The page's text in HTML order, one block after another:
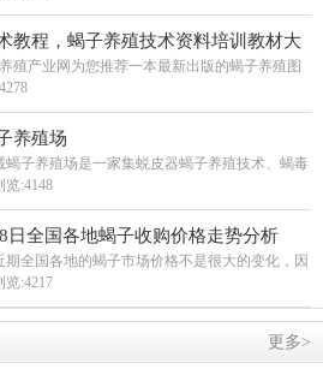
教程，蝎子养殖技术资料培训教材大
殖产业网为您推荐一本最新出版的蝎子养殖图
养殖场
蝎子养殖场是一家集蜕皮器蝎子养殖技术、蝎毒
览:4148
日全国各地蝎子收购价格走势分析
期全国各地的蝎子市场价格不是很大的变化，因
览:4217
更多>